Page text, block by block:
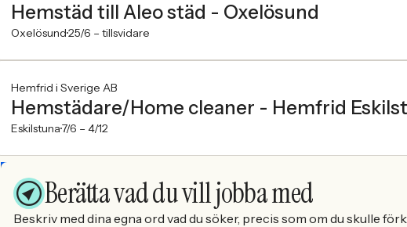
Hemstäd till Aleo städ - Oxelösund
Oxelösund25/6 – tillsvidare
Hemfrid i Sverige AB
Hemstädare/Home cleaner - Hemfrid
Eskilstuna7/6 – 4/12
Berätta vad du vill jobba med
Beskriv med dina egna ord vad du söker, precis som om du skulle